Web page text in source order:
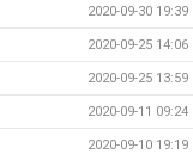
2020-09-30 19:39
2020-09-25 14:06
2020-09-25 13:59
2020-09-11 09:24
2020-09-10 19:19